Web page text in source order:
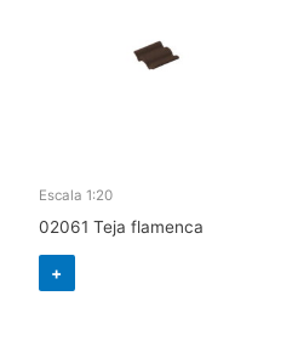
Escala 1:20
02061 Teja flamenca
+